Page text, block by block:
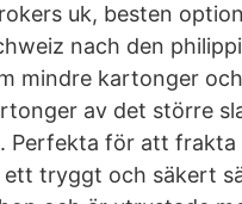
uk, besten
nach den
mindre kartonger
av det större
Perfekta för att frakta
ett tryggt och säkert